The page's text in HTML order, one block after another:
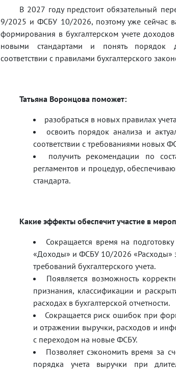
В 2027 году предстоит обязательный
9/2025 и ФСБУ 10/2026, поэтому уже сейчас
формирования в бухгалтерском учете
новыми стандартами и понять порядок
соответствии с правилами бухгалтерского
Татьяна Воронцова поможет:
разобраться в новых правилах
освоить порядок анализа и
соответствии с требованиями
получить рекомендации по
регламентов и процедур,
стандарта.
Какие эффекты обеспечит участие в
Сокращается время на
«Доходы» и ФСБУ 10/2026 «Расходы»
требований бухгалтерского учета.
Появляется возможность
признания, классификации и
расходах в бухгалтерской отчетности.
Сокращается риск ошибок при
и отражении выручки, расходов и
с переходом на новые ФСБУ.
Позволяет сэкономить время за
порядка учета выручки при